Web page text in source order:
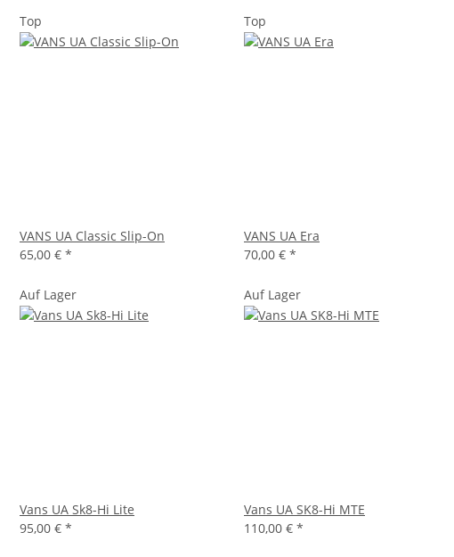
Top
VANS UA Classic Slip-On
65,00 € *
Top
VANS UA Era
70,00 € *
Auf Lager
Vans UA Sk8-Hi Lite
95,00 € *
Auf Lager
Vans UA SK8-Hi MTE
110,00 € *